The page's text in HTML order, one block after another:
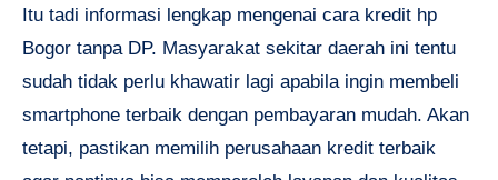
Itu tadi informasi lengkap mengenai cara kredit hp
Bogor tanpa DP. Masyarakat sekitar daerah ini tentu
sudah tidak perlu khawatir lagi apabila ingin membeli
smartphone terbaik dengan pembayaran mudah. Akan
tetapi, pastikan memilih perusahaan kredit terbaik